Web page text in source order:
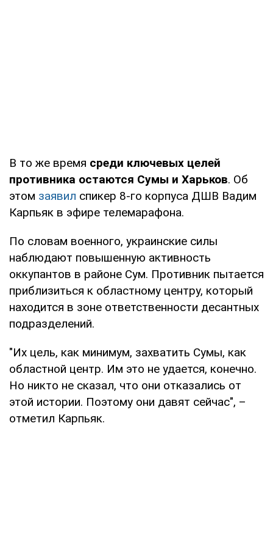
В то же время среди ключевых целей
противника остаются Сумы и Харьков. Об
этом заявил спикер 8-го корпуса ДШВ Вадим
Карпьяк в эфире телемарафона.
По словам военного, украинские силы
наблюдают повышенную активность
оккупантов в районе Сум. Противник пытается
приблизиться к областному центру, который
находится в зоне ответственности десантных
подразделений.
"Их цель, как минимум, захватить Сумы, как
областной центр. Им это не удается, конечно.
Но никто не сказал, что они отказались от
этой истории. Поэтому они давят сейчас", –
отметил Карпьяк.